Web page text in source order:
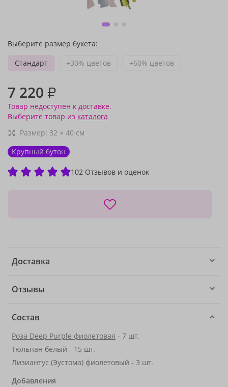
Выберите размер букета:
Стандарт
+30% цветов +60% цветов
7 220 ₽
Товар недоступен к доставке.
Выберите товар из каталога
Размер: 32 × 40 см
Крупный бутон
102 Отзывов и оценок
Доставка
Отзывы
Состав
Роза Deep Purple фиолетовая - 7 шт.
Тюльпан белый - 15 шт.
Лизиантус (Эустома) фиолетовый - 3 шт.
Добавления